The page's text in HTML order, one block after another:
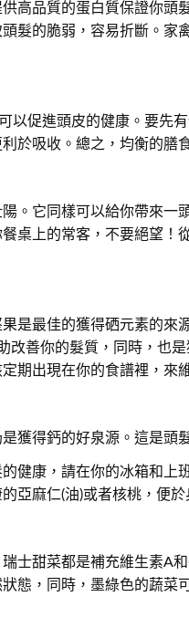
高品質的蛋白質保證你頭
髮的脆弱，容易折斷。家
以促進頭皮的健康。要先
於吸收。總之，均衡的膳
。它同樣可以給你帶來一
桌上的常客，不要絕望！
是最佳的獲得硒元素的來
改善你的髮質，同時，也
期出現在你的食譜裡，來
獲得鈣的好泉源。這是頭
健康，請在你的冰箱和上
亞麻仁(油)或者核桃，便
士甜菜都是補充維生素A
態，同時，墨綠色的蔬菜